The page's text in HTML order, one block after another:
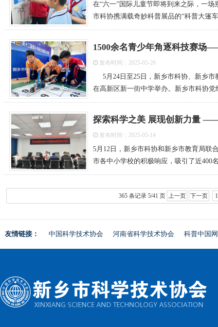
在“六一”国际儿童节即将到来之际，一
市科协携满载奇妙科普展品的“科普大篷
1500余名青少年角逐科技赛场
发布时间：2025-05-26
5月24日至25日，新乡市科协、新乡市
在高新区新一街中学举办。新乡市科协党
探索科学之美 展现创新力量
发布时间：2025-05-14
5月12日，新乡市科协和新乡市教育局联
市各中小学校的积极响应，吸引了近400
365 条记录 5/41 页 上一页 下一页
友情链接： 中国科学技术协会 河南省科学技术协会 科普中国网